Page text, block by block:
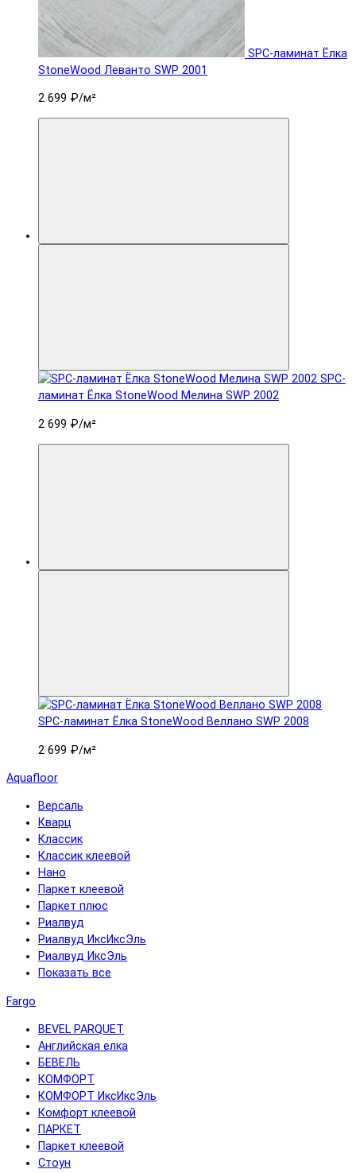
SPC-ламинат Ëлка
StoneWood Леванто SWP 2001
2 699 ₽/м²
SPC-
ламинат Ëлка StoneWood Мелина SWP 2002
2 699 ₽/м²
SPC-ламинат Ëлка StoneWood Веллано SWP 2008
2 699 ₽/м²
Aquafloor
Версаль
Кварц
Классик
Классик клеевой
Нано
Паркет клеевой
Паркет плюс
Риалвуд
Риалвуд ИксИксЭль
Риалвуд ИксЭль
Показать все
Fargo
BEVEL PARQUET
Английская елка
БЕВЕЛЬ
КОМФОРТ
КОМФОРТ ИксИксЭль
Комфорт клеевой
ПАРКЕТ
Паркет клеевой
Стоун